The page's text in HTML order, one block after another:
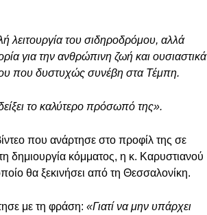
του σιδηροδρόμου, αλλά
για την ανθρώπινη ζωή και ουσιαστικά
που δυστυχώς συνέβη στα Τέμπη.
το καλύτερο πρόσωπό της».
που ανάρτησε στο προφίλ της σε
δημιουργία κόμματος, η κ. Καρυστιανού
θα ξεκινήσει από τη Θεσσαλονίκη.
με τη φράση: «Γιατί να μην υπάρχει